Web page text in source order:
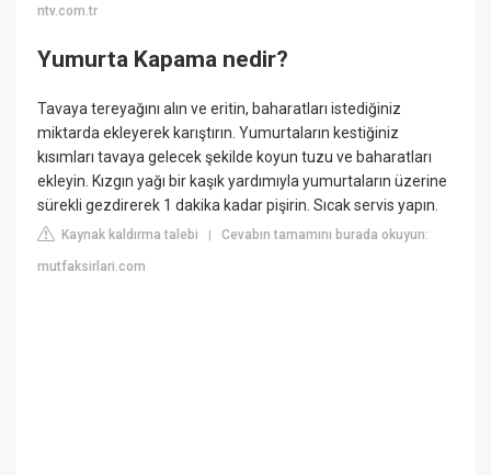
ntv.com.tr
Yumurta Kapama nedir?
Tavaya tereyağını alın ve eritin, baharatları istediğiniz
miktarda ekleyerek karıştırın. Yumurtaların kestiğiniz
kısımları tavaya gelecek şekilde koyun tuzu ve baharatları
ekleyin. Kızgın yağı bir kaşık yardımıyla yumurtaların üzerine
sürekli gezdirerek 1 dakika kadar pişirin. Sıcak servis yapın.
Kaynak kaldırma talebi |Cevabın tamamını burada okuyun:
mutfaksirlari.com